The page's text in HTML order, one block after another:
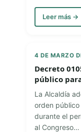
Leer más →
4 DE MARZO
Decreto
público
La Alcaldía
orden
durante el
al Congreso…